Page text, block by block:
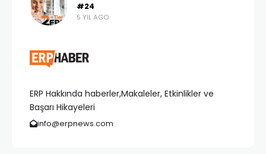
ERP Hakkında haberler,Makaleler, Etkinlikler ve
Başarı Hikayeleri
info@erpnews.com
#24
5 YIL AGO